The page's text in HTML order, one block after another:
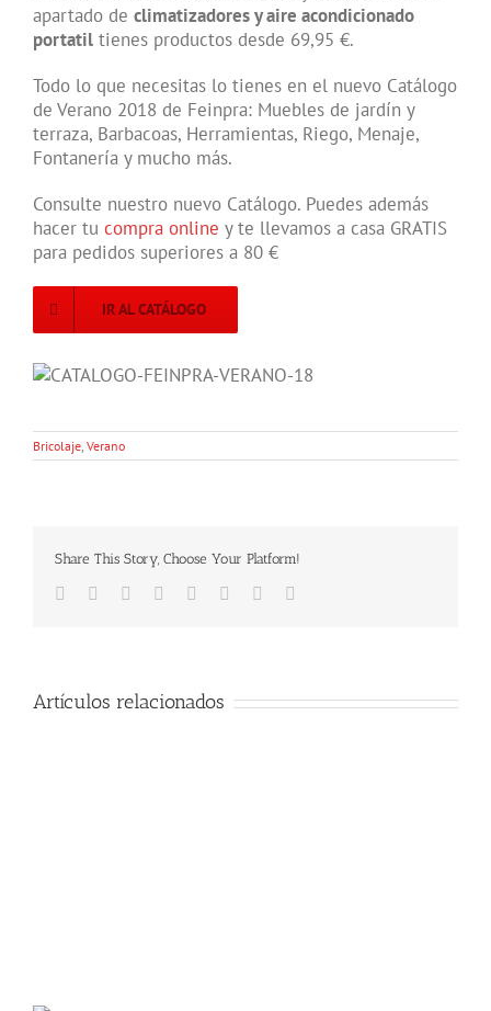
apartado de climatizadores y aire acondicionado
portatil tienes productos desde 69,95 €.
Todo lo que necesitas lo tienes en el nuevo Catálogo
de Verano 2018 de Feinpra: Muebles de jardín y
terraza, Barbacoas, Herramientas, Riego, Menaje,
Fontanería y mucho más.
Consulte nuestro nuevo Catálogo. Puedes además
hacer tu compra online y te llevamos a casa GRATIS
para pedidos superiores a 80 €
IR AL CATÁLOGO
Bricolaje, Verano
Share This Story, Choose Your Platform!
Facebook
TwitterLinkedIn
Reddit TumblrPinterest
Artículos relacionados